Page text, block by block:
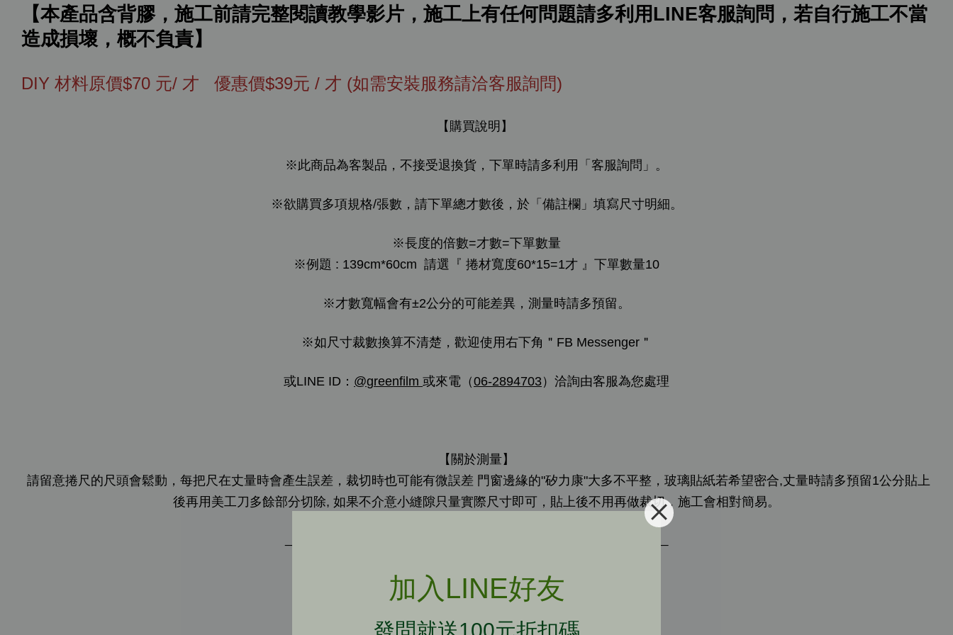
加入LINE好友
發問就送100元折扣碼
【本產品含背膠，施工前請完整閱讀教學影片，施工上有任何問題請多利用LINE客服詢問，若自行施工不當
造成損壞，概不負責】
DIY 材料原價$70 元/ 才 優惠價$39元 / 才 (如需安裝服務請洽客服詢問)
【購買說明】
※此商品為客製品，不接受退換貨，下單時請多利用「客服詢問」。
※欲購買多項規格/張數，請下單總才數後，於「備註欄」填寫尺寸明細。
※長度的倍數=才數=下單數量
※例題 : 139cm*60cm 請選『 捲材寬度60*15=1才 』下單數量10
※才數寬幅會有±2公分的可能差異，測量時請多預留。
※如尺寸裁數換算不清楚，歡迎使用右下角＂FB Messenger＂
或LINE ID： @greenfilm 或來電（06-2894703）洽詢由客服為您處理
【關於測量】
請留意捲尺的尺頭會鬆動，每把尺在丈量時會產生誤差，裁切時也可能有微誤差 門窗邊緣的"矽力康"大多不平整，玻璃貼紙若希望密合,丈量時請多預留1公分貼上
後再用美工刀多餘部分切除, 如果不介意小縫隙只量實際尺寸即可，貼上後不用再做裁切，施工會相對簡易。
高強度防爆膜！守護您的人身安全！